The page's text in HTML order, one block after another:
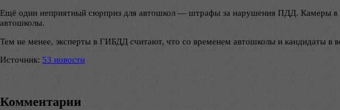
Ещё один неприятный сюрприз для автошкол — штрафы за нарушения ПДД. Камеры в
автошколы.
Тем не менее, эксперты в ГИБДД считают, что со временем автошколы и кандидаты в
Источник: 53 новости
Комментарии